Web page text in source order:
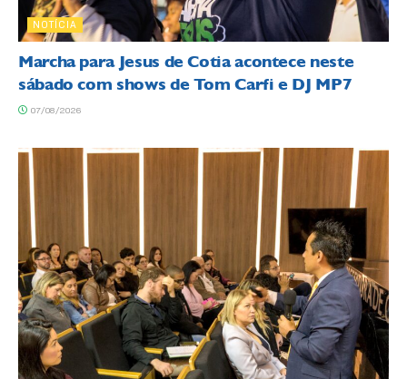
NOTÍCIA
Marcha para Jesus de Cotia acontece neste
sábado com shows de Tom Carfi e DJ MP7
07/08/2026